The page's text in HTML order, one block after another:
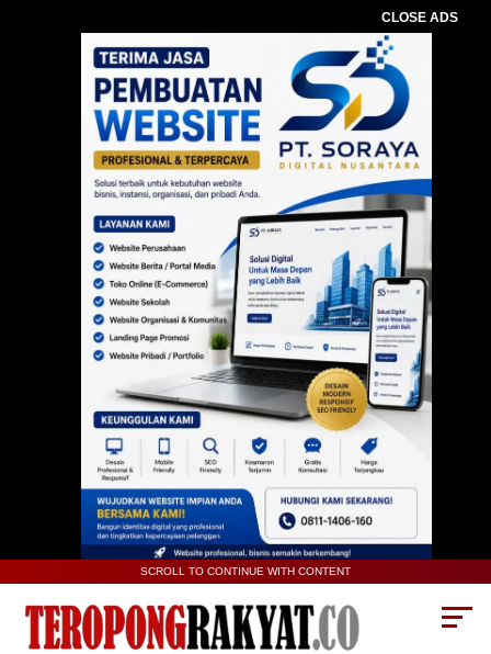
CLOSE ADS
SCROLL TO CONTINUE WITH CONTENT